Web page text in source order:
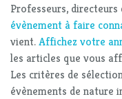
Professeurs, directeurs
évènement à faire
vient.Affichez votre
les articles que vous
Les critères de
évènements de nature